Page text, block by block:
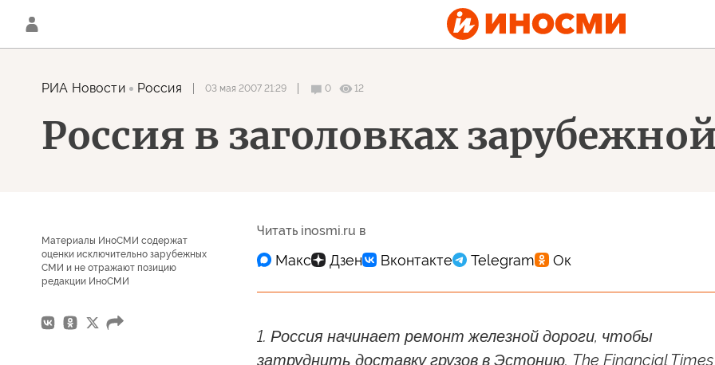
РИА Новости Россия 03 мая 2007 21:29 0 12
Россия в заголовках
Материалы ИноСМИ содержат
оценки исключительно зарубежных
СМИ и не отражают позицию
редакции ИноСМИ
Читать inosmi.ru в
1. Россия начинает ремонт железной дороги, чтобы
затруднить доставку грузов в Эстонию. The Financial